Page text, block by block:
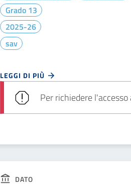
Grado 13
2025-26
sav
LEGGI DI PIÙ
Per richiedere
DATO